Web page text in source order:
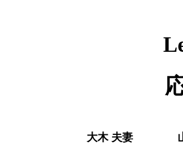
大木 夫妻